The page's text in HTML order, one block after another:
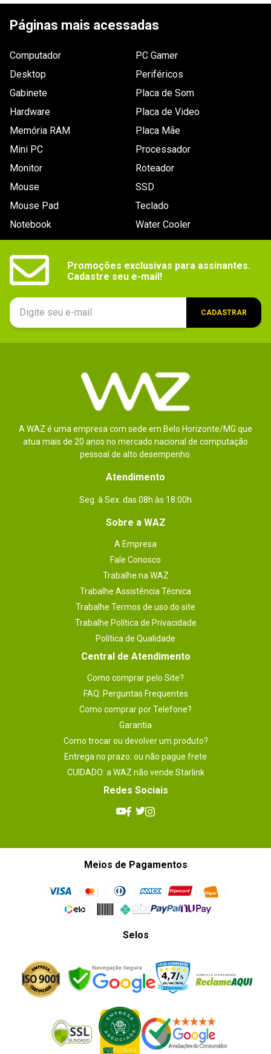
Páginas mais acessadas
Computador
Desktop
Gabinete
Hardware
Memória RAM
Mini PC
Monitor
Mouse
Mouse Pad
Notebook
PC Gamer
Periféricos
Placa de Som
Placa de Video
Placa Mãe
Processador
Roteador
SSD
Teclado
Water Cooler
Promoções exclusivas para assinantes.
Cadastre seu e-mail!
CADASTRAR
A WAZ é uma empresa com sede em Belo Horizonte/MG que
atua mais de 20 anos no mercado nacional de computação
pessoal de alto desempenho.
Atendimento
Seg. à Sex. das 08h às 18:00h
Sobre a WAZ
A Empresa
Fale Conosco
Trabalhe na WAZ
Trabalhe Assistência Técnica
Trabalhe Termos de uso do site
Trabalhe Política de Privacidade
Política de Qualidade
Central de Atendimento
Como comprar pelo Site?
FAQ: Perguntas Frequentes
Como comprar por Telefone?
Garantia
Como trocar ou devolver um produto?
Entrega no prazo: ou não pague frete
CUIDADO: a WAZ não vende Starlink
Redes Sociais
Meios de Pagamentos
Selos